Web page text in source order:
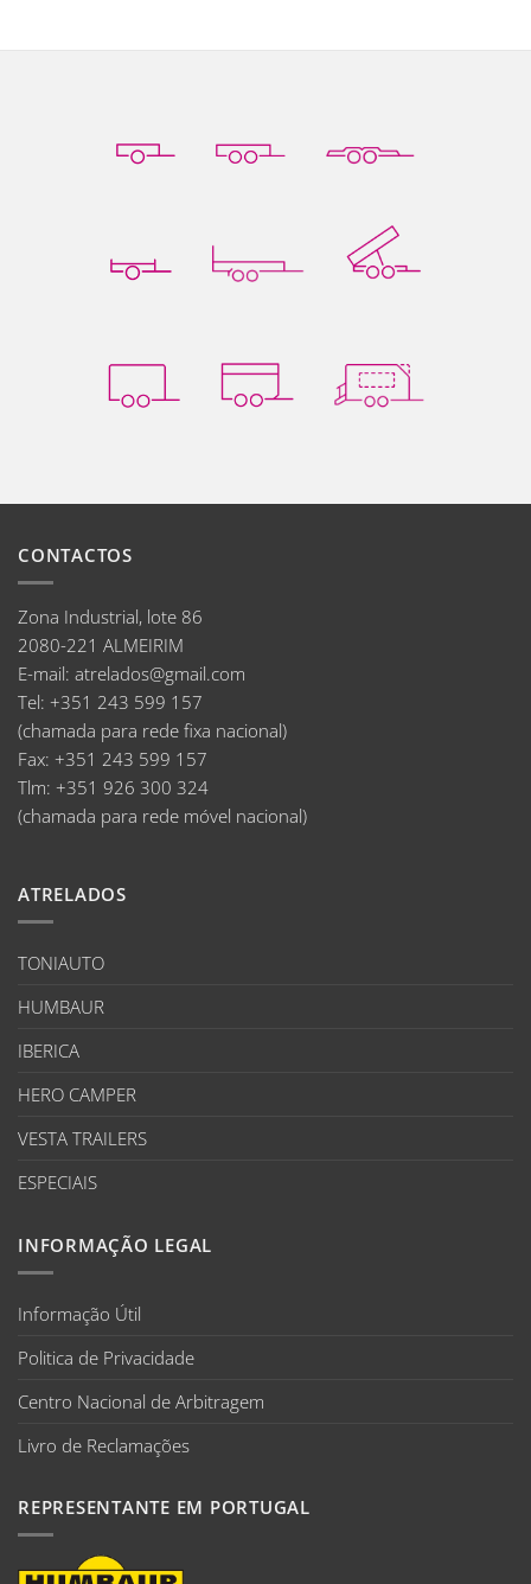
CONTACTOS
Zona Industrial, lote 86
2080-221 ALMEIRIM
E-mail: atrelados@gmail.com
Tel: +351 243 599 157
(chamada para rede fixa nacional)
Fax: +351 243 599 157
Tlm: +351 926 300 324
(chamada para rede móvel nacional)
ATRELADOS
TONIAUTO
HUMBAUR
IBERICA
HERO CAMPER
VESTA TRAILERS
ESPECIAIS
INFORMAÇÃO LEGAL
Informação Útil
Politica de Privacidade
Centro Nacional de Arbitragem
Livro de Reclamações
REPRESENTANTE EM PORTUGAL